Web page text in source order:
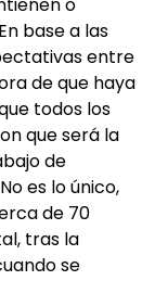
base a las
entre
de que haya
todos los
que será la
de
es lo único,
de 70
tras la
se